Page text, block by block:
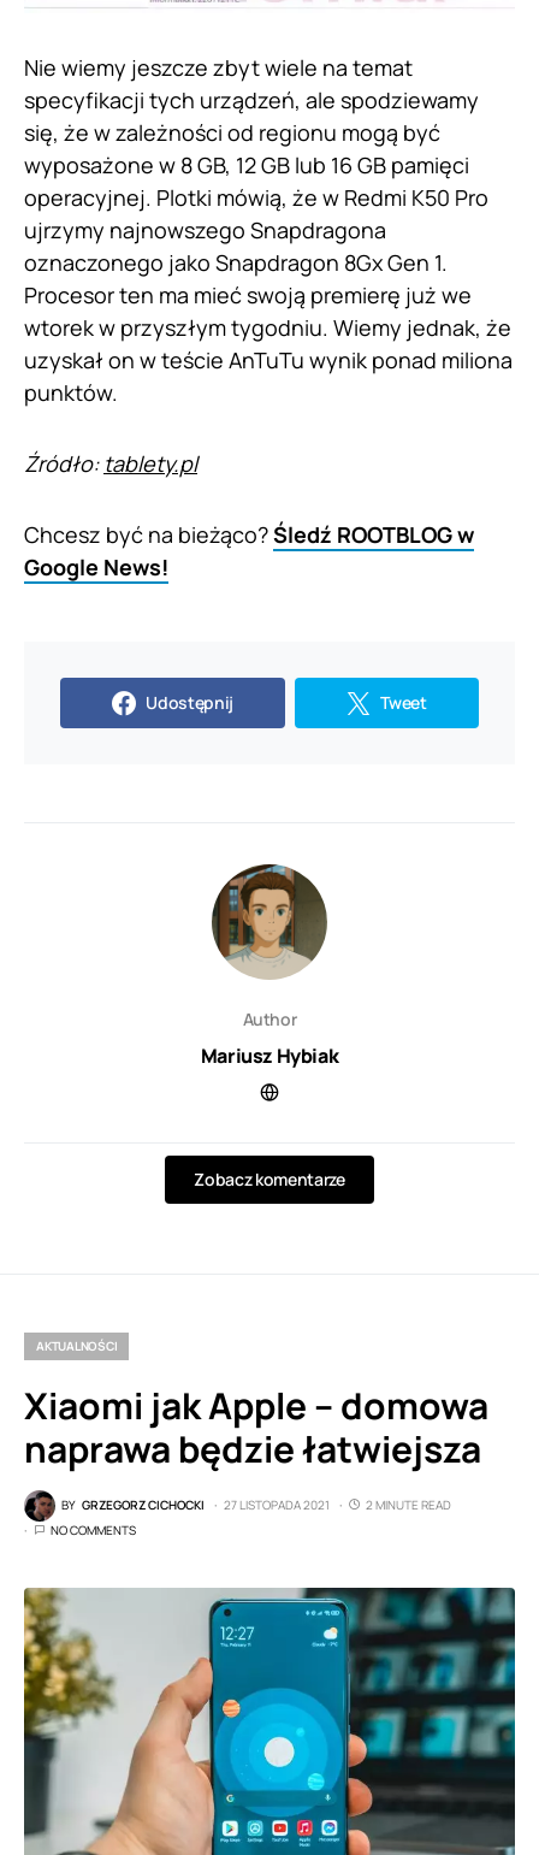
Nie wiemy jeszcze zbyt wiele na temat
specyfikacji tych urządzeń, ale spodziewamy
się, że w zależności od regionu mogą być
wyposażone w 8 GB, 12 GB lub 16 GB pamięci
operacyjnej. Plotki mówią, że w Redmi K50 Pro
ujrzymy najnowszego Snapdragona
oznaczonego jako Snapdragon 8Gx Gen 1.
Procesor ten ma mieć swoją premierę już we
wtorek w przyszłym tygodniu. Wiemy jednak, że
uzyskał on w teście AnTuTu wynik ponad miliona
punktów.
Źródło: tablety.pl
Chcesz być na bieżąco?Śledź ROOTBLOG w
Google News!
Udostępnij Tweet
Author
Mariusz Hybiak
Zobacz komentarze
AKTUALNOŚCI
Xiaomi jak Apple – domowa
naprawa będzie łatwiejsza
BY GRZEGORZ CICHOCKI 27 LISTOPADA 2021
2 MINUTE READ
NO COMMENTS